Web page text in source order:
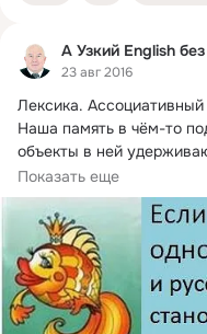
А Узкий English
23 авг 2016
Лексика. Ассоциативный
Наша память в чём-то
объекты в ней
всевозможная мелочь
Показать еще